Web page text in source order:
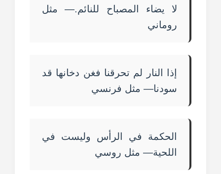
لا يضاء المصباح للنائم.— مثل
روماني
إذا النار لم تحرقنا فغن دخانها قد
سودنا— مثل فرنسي
الحكمة في الرأس وليست في
اللحية— مثل روسي